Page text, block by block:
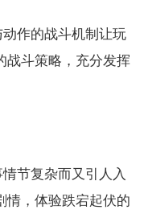
作的战斗机制让玩
战斗策略，充分发挥
节复杂而又引人入
情，体验跌宕起伏的